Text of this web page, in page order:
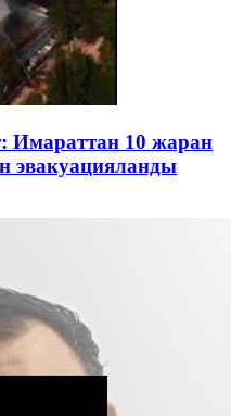
10 жаран
эвакуацияланды